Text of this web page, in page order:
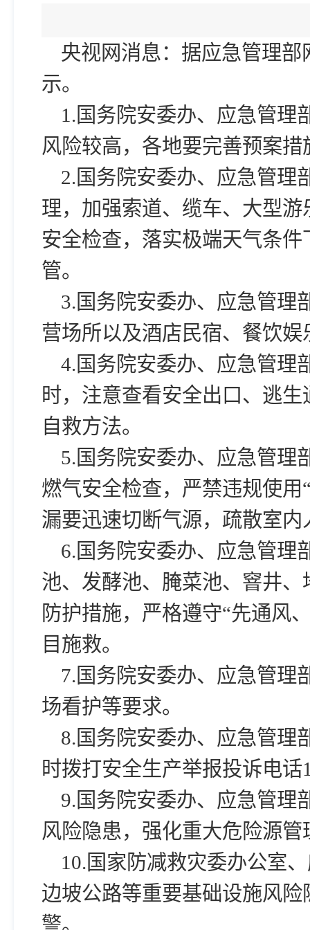
央视网消息：据应急管理部
示。
1.国务院安委办、应急管理
风险较高，各地要完善预案
2.国务院安委办、应急管理
理，加强索道、缆车、大型
安全检查，落实极端天气条
管。
3.国务院安委办、应急管理
营场所以及酒店民宿、餐饮
4.国务院安委办、应急管理
时，注意查看安全出口、逃
自救方法。
5.国务院安委办、应急管理
燃气安全检查，严禁违规使用
漏要迅速切断气源，疏散室
6.国务院安委办、应急管理
池、发酵池、腌菜池、窨井
防护措施，严格遵守“先通风
目施救。
7.国务院安委办、应急管理
场看护等要求。
8.国务院安委办、应急管理
时拨打安全生产举报投诉电话
9.国务院安委办、应急管理
风险隐患，强化重大危险源
10.国家防减救灾委办公室
边坡公路等重要基础设施风
警。